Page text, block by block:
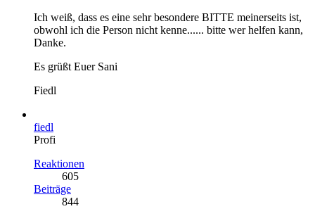
Ich weiß, dass es eine sehr besondere BITTE meinerseits ist,
obwohl ich die Person nicht kenne...... bitte wer helfen kann,
Danke.
Es grüßt Euer Sani
Fiedl
fiedl
Profi
Reaktionen
605
Beiträge
844